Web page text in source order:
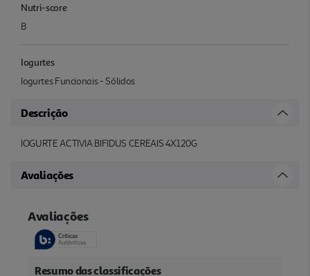
Nutri-score
B
Iogurtes
Iogurtes Funcionais - Sólidos
Descrição
IOGURTE ACTIVIA BIFIDUS CEREAIS 4X120G
Avaliações